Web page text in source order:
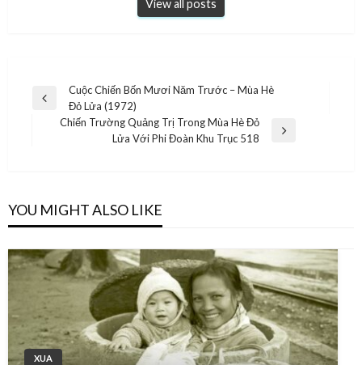
View all posts
Post
navigation
Previous
Cuộc Chiến Bốn Mươi Năm Trước – Mùa Hè
Đỏ Lửa (1972)
Chiến Trường Quảng Trị Trong Mùa Hè Đỏ
Lửa Với Phi Đoàn Khu Trục 518
YOU MIGHT ALSO LIKE
XUA